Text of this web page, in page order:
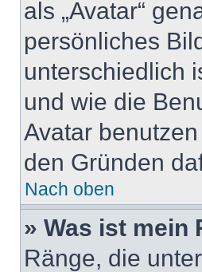
als „Avatar“
persönliches
unterschiedlich
und wie die
Avatar
den Gründen
Nach oben
» Was ist mein
Ränge, die